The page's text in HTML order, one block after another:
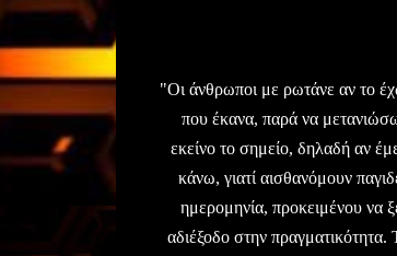
"Οι άνθρωποι με ρωτάνε αν το
που έκανα, παρά να
εκείνο το σημείο, δηλαδή αν
κάνω, γιατί αισθανόμουν
ημερομηνία, προκειμένου να
αδιέξοδο στην